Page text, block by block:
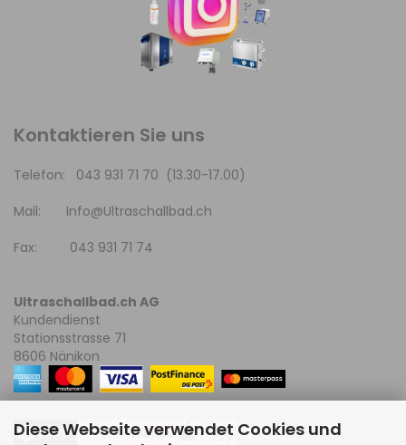
Diese Webseite verwendet Cookies und
Kontaktieren Sie uns
Telefon: 043 931 71 70 (13.30-17.00)
Mail: Info@Ultraschallbad.ch
Fax: 043 931 71 74
Ultraschallbad.ch AG
Kundendienst
Stationsstrasse 71
8606 Nänikon